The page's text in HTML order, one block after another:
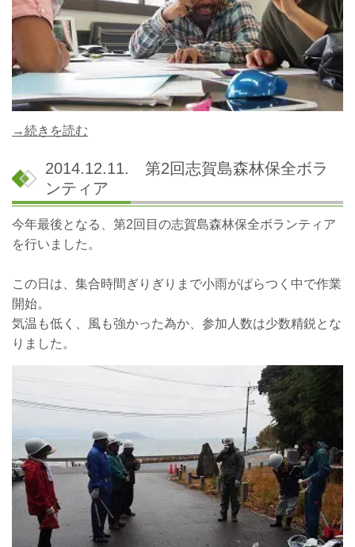
→続きを読む
2014.12.11. 第2回志賀島森林保全ボラ
ンティア
今年最後となる、第2回目の志賀島森林保全ボランティア
を行いました。
この日は、集合時間ぎりぎりまで小雨がぱらつく中で作業
開始。
気温も低く、風も強かった為か、参加人数は少数精鋭とな
りました。